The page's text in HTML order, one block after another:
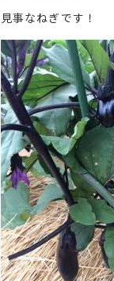
見事なねぎです！